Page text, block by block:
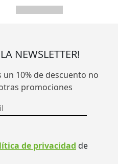
NEWSLETTER!
10% de descuento no
promociones
de privacidad de